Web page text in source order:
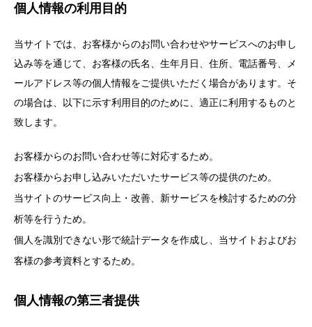
個人情報の利用目的
当サイトでは、お客様からのお問い合わせやサービスへのお申し
込み等を通じて、お客様の氏名、生年月日、住所、電話番号、メ
ールアドレス等の個人情報をご提供いただく場合があります。そ
の場合は、以下に示す利用目的のために、適正に利用するものと
致します。
お客様からのお問い合わせ等に対応するため。
お客様からお申し込みいただいたサービス等の提供のため。
当サイトのサービス向上・改善、新サービスを検討するための分
析等を行うため。
個人を識別できない形で統計データを作成し、当サイトおよびお
客様の参考資料とするため。
個人情報の第三者提供